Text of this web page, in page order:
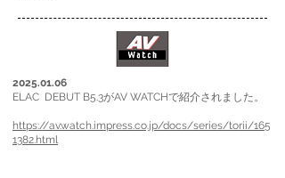
2025.01.06
ELAC DEBUT B5.3がAV WATCHで紹介されました。
https://av.watch.impress.co.jp/docs/series/torii/165
1382.html